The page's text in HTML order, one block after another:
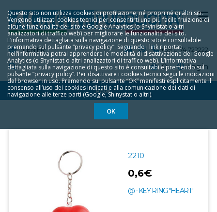
Questo sito non utilizza cookies di profilazione, né propri né di altri siti.
Vengono utilizzati cookies tecnici per consentirti una più facile fruizione di
alcune funzionalità del sito e Google Analytics (o Shyinistat o altri
analizzatori di traffico web) per migliorare le funzionalità del sito.
L‘informativa dettagliata sulla navigazione di questo sito è consultabile
premendo sul pulsante “privacy policy”. Seguendo i link riportati
nell‘informativa potrai apprendere le modalità di disattivazione dei Google
Analytics (o Shynistat o altri analizzatori di traffico web). L‘informativa
dettagliata sulla navigazione di questo sito è consultabile premendo sul
pulsante “privacy policy”. Per disattivare i cookies tecnici segui le indicazioni
del browser in uso. Premendo sul pulsante “OK” manifesti esplicitamente il
consenso all‘uso dei cookies indicati e alla comunicazione dei dati di
navigazione alle terze parti (Google, Shinystat o altri).
OK
IT EN FR +39 0174 722222
Login
0
HOME
2210
0,6€
@ - KEY RING "HEART"